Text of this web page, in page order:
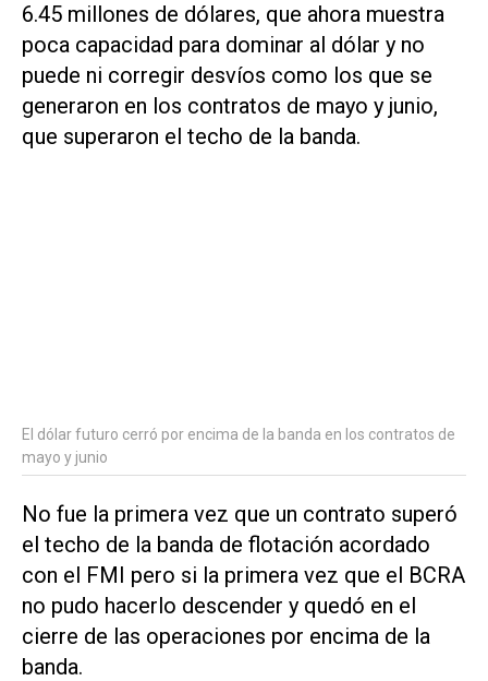
6.45 millones de dólares, que ahora muestra
poca capacidad para dominar al dólar y no
puede ni corregir desvíos como los que se
generaron en los contratos de mayo y junio,
que superaron el techo de la banda.
El dólar futuro cerró por encima de la banda en los contratos de
mayo y junio
No fue la primera vez que un contrato superó
el techo de la banda de flotación acordado
con el FMI pero si la primera vez que el BCRA
no pudo hacerlo descender y quedó en el
cierre de las operaciones por encima de la
banda.